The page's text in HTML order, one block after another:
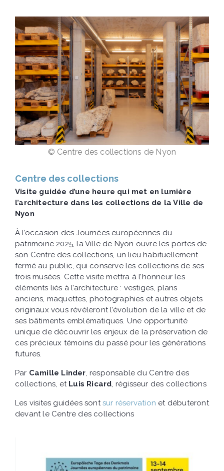
© Centre des collections de Nyon
Centre des collections
Visite guidée d’une heure qui met en lumière
l’architecture dans les collections de la Ville de
Nyon
À l’occasion des Journées européennes du
patrimoine 2025, la Ville de Nyon ouvre les portes de
son Centre des collections, un lieu habituellement
fermé au public, qui conserve les collections de ses
trois musées. Cette visite mettra à l’honneur les
éléments liés à l’architecture : vestiges, plans
anciens, maquettes, photographies et autres objets
originaux vous révèleront l’évolution de la ville et de
ses bâtiments emblématiques. Une opportunité
unique de découvrir les enjeux de la préservation de
ces précieux témoins du passé pour les générations
futures.
Par Camille Linder, responsable du Centre des
collections, et Luis Ricard, régisseur des collections
Les visites guidées sontsur réservation et débuteront
devant le Centre des collections